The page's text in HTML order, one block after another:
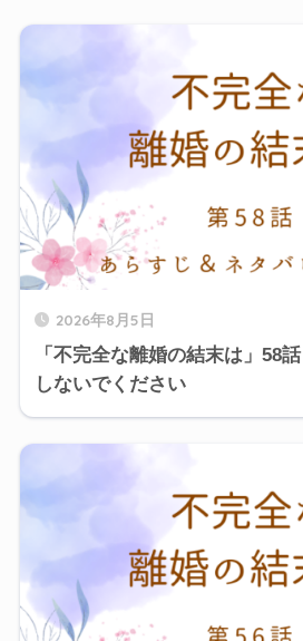
2026年8月5日
「不完全な離婚の結末は」58
しないでください